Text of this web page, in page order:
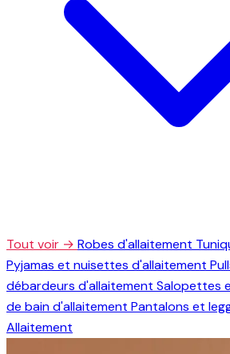
Tout voir → Robes d'allaitement
Pyjamas et nuisettes d'allaitement
débardeurs d'allaitement Salopettes
de bain d'allaitement Pantalons et
Allaitement